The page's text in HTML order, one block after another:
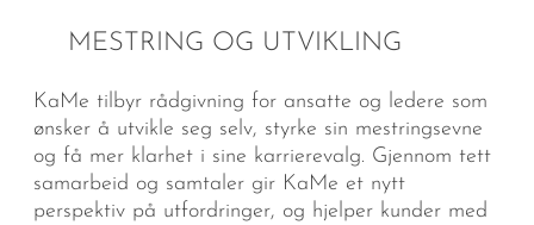
MESTRING OG UTVIKLING
KaMe tilbyr rådgivning for ansatte og ledere som
ønsker å utvikle seg selv, styrke sin mestringsevne
og få mer klarhet i sine karrierevalg. Gjennom tett
samarbeid og samtaler gir KaMe et nytt
perspektiv på utfordringer, og hjelper kunder med